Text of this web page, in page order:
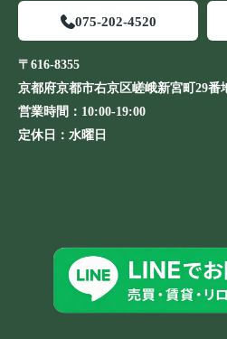
075-202-4520
〒616-8355
京都府京都市右京区嵯峨新宮町29番
営業時間： 10:00-19:00
定休日： 水曜日